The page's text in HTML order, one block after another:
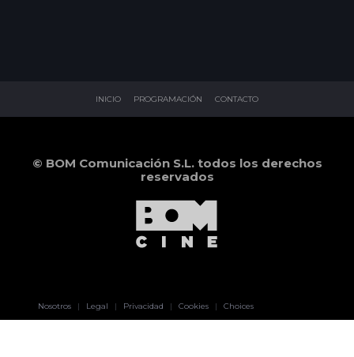
INICIO PROGRAMACIÓN CONTACTO
© BOM Comunicación S.L. todos los derechos
reservados
Nosotros | Legal | Privacidad | Cookies | Choices